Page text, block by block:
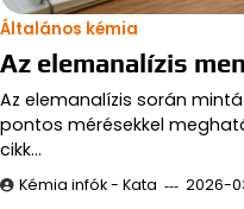
Általános kémia
Az elemanalízis
Az elemanalízis során
pontos mérésekkel
cikk…
Kémia infók - Kata 2026-